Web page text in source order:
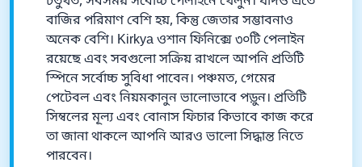
বাজির পরিমাণ বেশি হয়, কিন্তু জেতার সম্ভাবনাও
অনেক বেশি। Kirkya ওশান ফিনিক্সে ৩০টি পেলাইন
রয়েছে এবং সবগুলো সক্রিয় রাখলে আপনি প্রতিটি
স্পিনে সর্বোচ্চ সুবিধা পাবেন। পঞ্চমত, গেমের
পেটেবল এবং নিয়মকানুন ভালোভাবে পড়ুন। প্রতিটি
সিম্বলের মূল্য এবং বোনাস ফিচার কিভাবে কাজ করে
তা জানা থাকলে আপনি আরও ভালো সিদ্ধান্ত নিতে
পারবেন।